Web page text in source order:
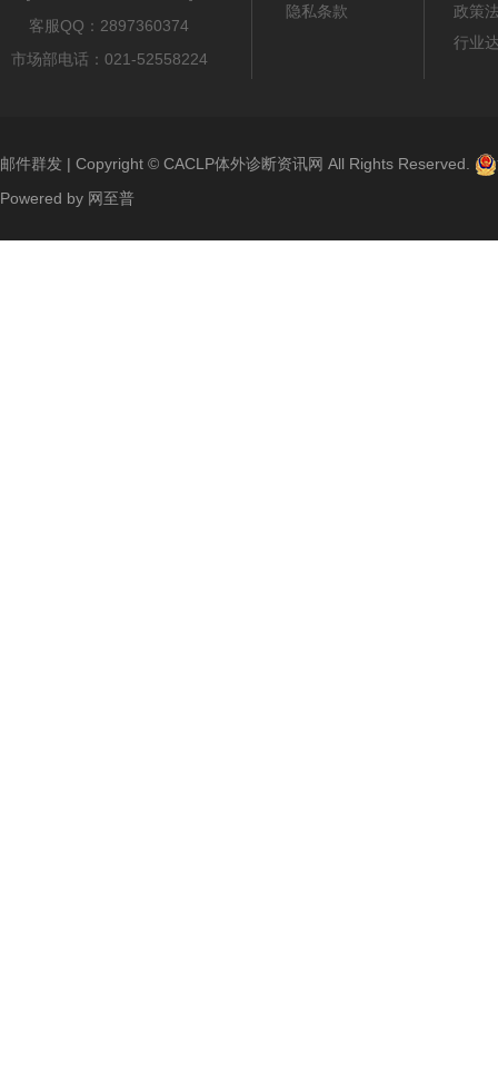
客服QQ：2897360374
市场部电话：021-52558224
隐私条款
政策
行业
邮件群发 | Copyright © CACLP体外诊断资讯网 All Rights Reserved.
Powered by 网至普